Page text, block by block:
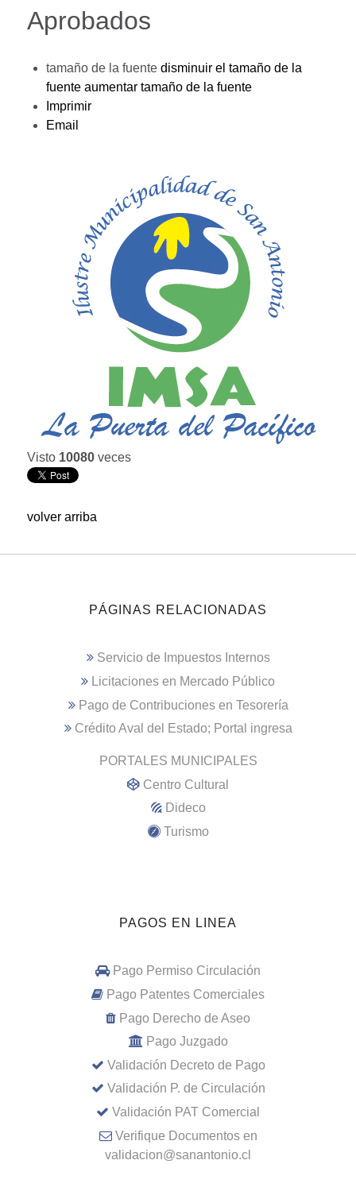
Aprobados
tamaño de la fuente disminuir el tamaño de la
fuente aumentar tamaño de la fuente
Imprimir
Email
Visto 10080 veces
volver arriba
PÁGINAS RELACIONADAS
Servicio de Impuestos Internos
Licitaciones en Mercado Público
Pago de Contribuciones en Tesorería
Crédito Aval del Estado; Portal ingresa
PORTALES MUNICIPALES
Centro Cultural
Dideco
Turismo
PAGOS EN LINEA
Pago Permiso Circulación
Pago Patentes Comerciales
Pago Derecho de Aseo
Pago Juzgado
Validación Decreto de Pago
Validación P. de Circulación
Validación PAT Comercial
Verifique Documentos en
validacion@sanantonio.cl